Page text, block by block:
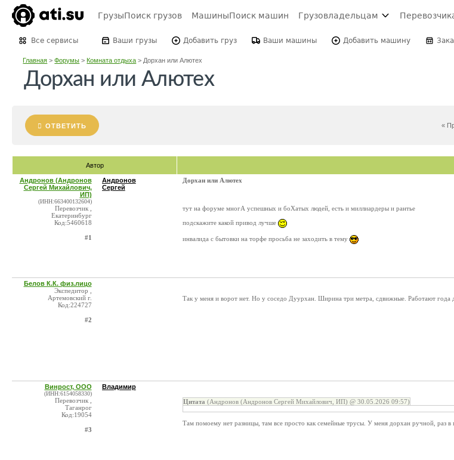
ГрузыПоиск грузов МашиныПоиск машин Грузовладельцам
Все сервисы Ваши грузы Добавить груз Ваши машины Добавить машину
Главная >Форумы >Комната отдыха > Дорхан или Алютех
Дорхан или Алютех
ОТВЕТИТЬ «
Автор
Андронов (Андронов
Сергей Михайлович,
ИП)
(ИНН:663400132604)
Перевозчик ,
Екатеринбург
Код:5460618
#1
Андронов
Сергей
Дорхан или Алютех
тут на форуме многА успешных и боХатых людей, есть и миллиардеры и рантье
подскажите какой привод лучше
инвалида с бытовки на торфе просьба не заходить в тему
Белов К.К. физ.лицо
Экспедитор ,
Артемовский г.
Код:224727
#2
Так у меня и ворот нет. Но у соседо Дуурхан. Ширина три метра, сдвижные. Работают года
Винрост, ООО
(ИНН:6154058330)
Перевозчик ,
Таганрог
Код:19054
#3
Владимир
Цитата (Андронов (Андронов Сергей Михайлович, ИП) @ 30.05.2026 09:57)
Там помоему нет разницы, там все просто как семейные трусы. У меня дорхан ручной, раз в